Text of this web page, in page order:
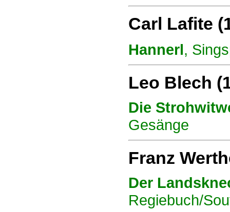
Carl Lafite
Hannerl,
Leo Blech
Die
Gesänge
Franz
Der
Regiebuch/